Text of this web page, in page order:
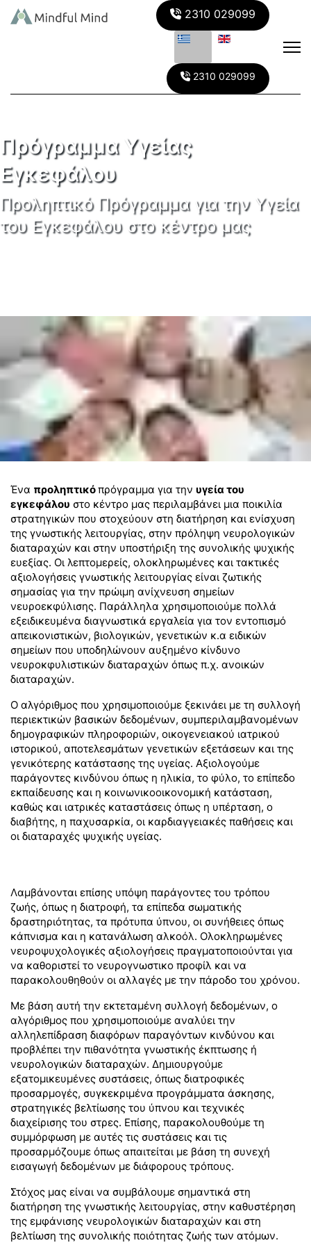
2310 029099
2310 029099
Πρόγραμμα Υγείας
Εγκεφάλου
Προληπτικό Πρόγραμμα για την Υγεία
του Εγκεφάλου στο κέντρο μας
Ένα προληπτικόπρόγραμμα για την υγεία του
εγκεφάλου στο κέντρο μας περιλαμβάνει μια ποικιλία
στρατηγικών που στοχεύουν στη διατήρηση και ενίσχυση
της γνωστικής λειτουργίας, στην πρόληψη νευρολογικών
διαταραχών και στην υποστήριξη της συνολικής ψυχικής
ευεξίας. Οι λεπτομερείς, ολοκληρωμένες και τακτικές
αξιολογήσεις γνωστικής λειτουργίας είναι ζωτικής
σημασίας για την πρώιμη ανίχνευση σημείων
νευροεκφύλισης. Παράλληλα χρησιμοποιούμε πολλά
εξειδικευμένα διαγνωστικά εργαλεία για τον εντοπισμό
απεικονιστικών, βιολογικών, γενετικών κ.α ειδικών
σημείων που υποδηλώνουν αυξημένο κίνδυνο
νευροκφυλιστικών διαταραχών όπως π.χ. ανοικών
διαταραχών.
Ο αλγόριθμος που χρησιμοποιούμε ξεκινάει με τη συλλογή
περιεκτικών βασικών δεδομένων, συμπεριλαμβανομένων
δημογραφικών πληροφοριών, οικογενειακού ιατρικού
ιστορικού, αποτελεσμάτων γενετικών εξετάσεων και της
γενικότερης κατάστασης της υγείας. Αξιολογούμε
παράγοντες κινδύνου όπως η ηλικία, το φύλο, το επίπεδο
εκπαίδευσης και η κοινωνικοοικονομική κατάσταση,
καθώς και ιατρικές καταστάσεις όπως η υπέρταση, ο
διαβήτης, η παχυσαρκία, οι καρδιαγγειακές παθήσεις και
οι διαταραχές ψυχικής υγείας.
Λαμβάνονται επίσης υπόψη παράγοντες του τρόπου
ζωής, όπως η διατροφή, τα επίπεδα σωματικής
δραστηριότητας, τα πρότυπα ύπνου, οι συνήθειες όπως
κάπνισμα και η κατανάλωση αλκοόλ. Ολοκληρωμένες
νευροψυχολογικές αξιολογήσεις πραγματοποιούνται για
να καθοριστεί το νευρογνωστικο προφίλ και να
παρακολουθηθούν οι αλλαγές με την πάροδο του χρόνου.
Με βάση αυτή την εκτεταμένη συλλογή δεδομένων, ο
αλγόριθμος που χρησιμοποιούμε αναλύει την
αλληλεπίδραση διαφόρων παραγόντων κινδύνου και
προβλέπει την πιθανότητα γνωστικής έκπτωσης ή
νευρολογικών διαταραχών. Δημιουργούμε
εξατομικευμένες συστάσεις, όπως διατροφικές
προσαρμογές, συγκεκριμένα προγράμματα άσκησης,
στρατηγικές βελτίωσης του ύπνου και τεχνικές
διαχείρισης του στρες. Επίσης, παρακολουθούμε τη
συμμόρφωση με αυτές τις συστάσεις και τις
προσαρμόζουμε όπως απαιτείται με βάση τη συνεχή
εισαγωγή δεδομένων με διάφορους τρόπους.
Στόχος μας είναι να συμβάλουμε σημαντικά στη
διατήρηση της γνωστικής λειτουργίας, στην καθυστέρηση
της εμφάνισης νευρολογικών διαταραχών και στη
βελτίωση της συνολικής ποιότητας ζωής των ατόμων.